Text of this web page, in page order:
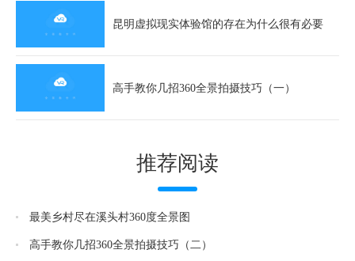
昆明虚拟现实体验馆的存在为什么很有必要
高手教你几招360全景拍摄技巧（一）
推荐阅读
最美乡村尽在溪头村360度全景图
高手教你几招360全景拍摄技巧（二）